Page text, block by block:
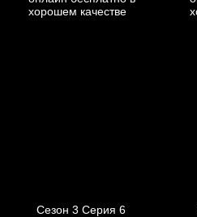
Сезон 3 Серия 6